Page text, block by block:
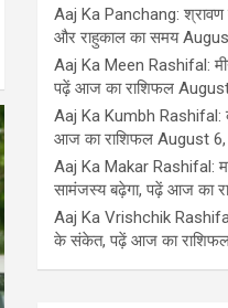
Aaj Ka Panchang: श्रावण
और राहुकाल का समय
Aaj Ka Meen Rashifal:
पढ़ें आज का राशिफल
Aaj Ka Kumbh Rashifal:
आज का राशिफल August
Aaj Ka Makar Rashifal:
सामंजस्य बढ़ेगा, पढ़ें आज का
Aaj Ka Vrishchik
के संकेत, पढ़ें आज का